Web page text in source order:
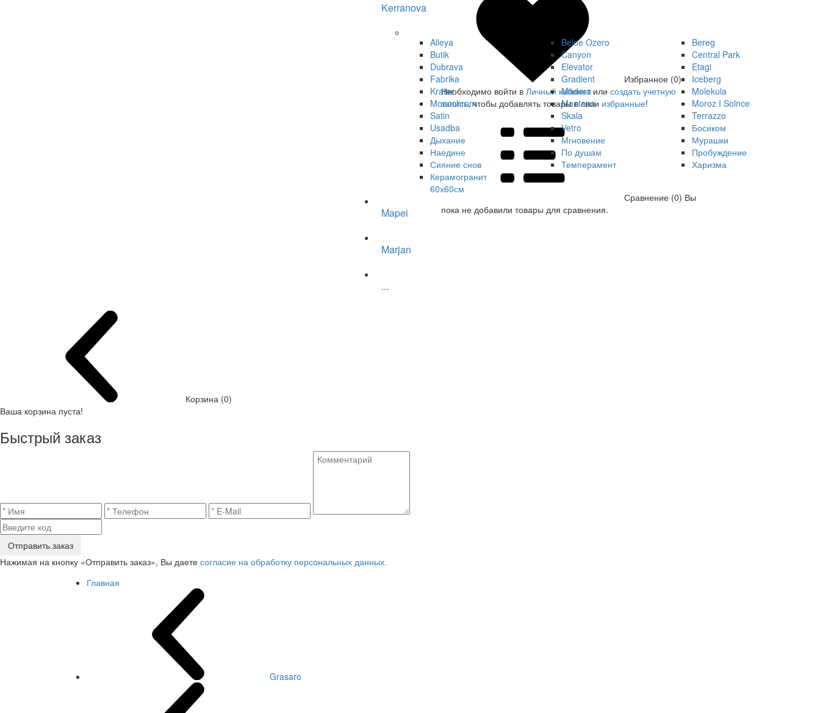
Kerranova
Alleya
Butik
Dubrava
Fabrika
Krater
Monochrom
Satin
Usadba
Дыхание
Наедине
Сияние снов
Керамогранит
60х60см
Beloe Ozero
Canyon
Elevator
Gradient
Madera
Montana
Skala
Vetro
Мгновение
По душам
Темперамент
Bereg
Central Park
Etagi
Iceberg
Molekula
Moroz I Solnce
Terrazzo
Босиком
Мурашки
Пробуждение
Харизма
Mapei
Marjan
...
Избранное (0)
Необходимо войти в Личный кабинетили создать учетную
запись, чтобы добавлять товары в свои избранные!
Сравнение (0) Вы
пока не добавили товары для сравнения.
Корзина (0)
Ваша корзина пуста!
Быстрый заказ
Отправить заказ
Нажимая на кнопку «Отправить заказ», Вы даете согласие на обработку персональных данных.
Главная
Grasaro